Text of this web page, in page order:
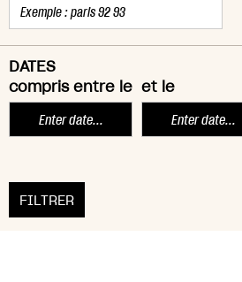
DATES
compris entre le et le